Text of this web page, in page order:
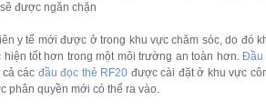
được ngăn chặn
y tế mới được ở trong khu vực chăm sóc, do đó
tốt hơn trong một môi trường an toàn hơn.Đầu
các đầu đọc thẻ RF20 được cài đặt ở khu vực
phân quyền mới có thể ra vào.